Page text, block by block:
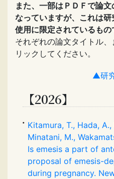
また、一部はＰＤＦで論
なっていますが、これは
使用に限定されているもの
それぞれの論文タイトル
リックしてください。
▲研
【2026】
Kitamura, T., Hada,
Minatani, M.,
Is emesis a part of
proposal of emesis-
during pregnancy.